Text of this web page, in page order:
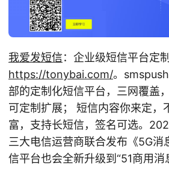
我爱发短信：企业级短信平台定
https://tonybai.com/。
部的定制化短信平台，三网覆盖
可定制扩展； 短信内容你来定，
富，支持长短信，签名可选。
三大电信运营商联合发布《5G消
信平台也会全新升级到“51商用消